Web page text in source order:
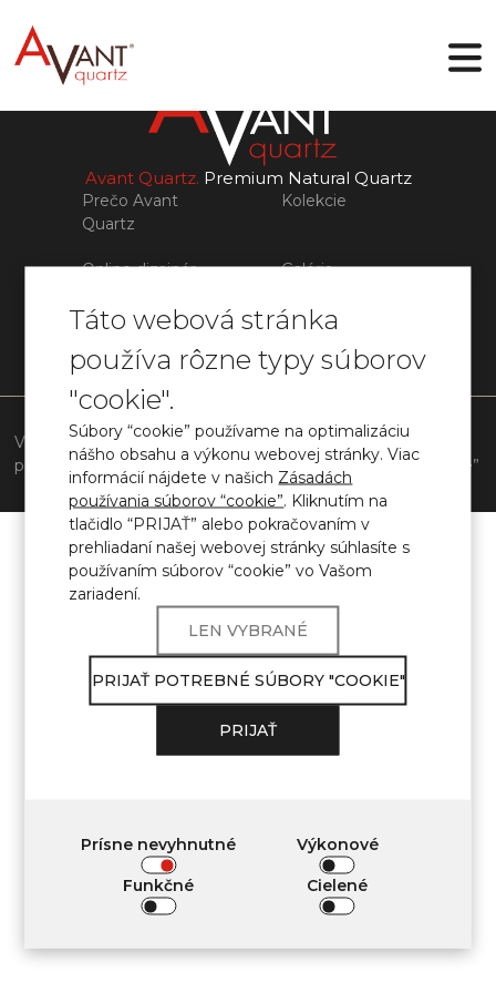
Kolekcie
Galéria
Blog
Súbory
Avant Quartz. Premium Natural Quartz
Prečo Avant
Quartz
Kolekcie
Online dizajnér Galéria
Blog Súbory
Kontakty
Všeobecné obchodné
podmienky predaja
Zásady ochrany
osobných údajov
Podmienky
používania
“cookie”
Vyvinuté v:RostDigital
Táto webová stránka
používa rôzne typy súborov
"cookie".
Súbory “cookie” používame na optimalizáciu
nášho obsahu a výkonu webovej stránky. Viac
informácií nájdete v našich Zásadách
používania súborov “cookie”. Kliknutím na
tlačidlo “PRIJAŤ” alebo pokračovaním v
prehliadaní našej webovej stránky súhlasíte s
používaním súborov “cookie” vo Vašom
zariadení.
LEN VYBRANÉ
PRIJAŤ POTREBNÉ SÚBORY "COOKIE"
PRIJAŤ
Prísne nevyhnutné Výkonové
Funkčné Cielené